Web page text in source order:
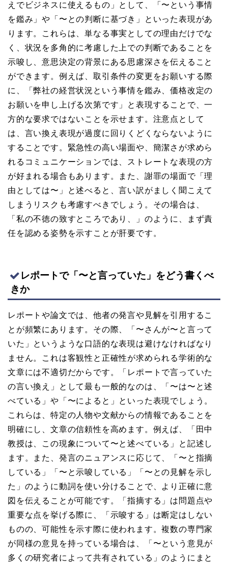
えでビジネスに使えるもの」として、「〜という事情
を鑑み」や「〜との判断に基づき」といった表現があ
ります。これらは、単なる事実としての理由だけでな
く、状況を多角的に考慮した上での判断であることを
示唆し、意思決定の背景にある思慮深さを伝えること
ができます。例えば、取引条件の変更をお願いする際
に、「弊社の経営状況という事情を鑑み、価格改定の
お願いを申し上げる次第です」と表現することで、一
方的な要求ではないことを示せます。注意点として
は、言い換え表現が過度に回りくどくならないように
することです。緊急性の高い場面や、簡潔さが求めら
れるコミュニケーションでは、ストレートな表現の方
が好まれる場合もあります。また、謝罪の場面で「理
由としては〜」と述べると、言い訳がましく聞こえて
しまうリスクも考慮すべきでしょう。その場合は、
「私の不徳の致すところであり、」のように、まず責
任を認める姿勢を示すことが肝要です。
レポートで「〜と言っていた」をどう書くべ
きか
レポートや論文では、他者の発言や見解を引用するこ
とが頻繁にあります。その際、「〜さんが〜と言って
いた」というような口語的な表現は避けなければなり
ません。これは客観性と正確性が求められる学術的な
文章には不適切だからです。「レポートで言っていた
の言い換え」として最も一般的なのは、「〜は〜と述
べている」や「〜によると」といった表現でしょう。
これらは、特定の人物や文献からの情報であることを
明確にし、文章の信頼性を高めます。例えば、「田中
教授は、この現象について〜と述べている」と記述し
ます。また、発言のニュアンスに応じて、「〜と指摘
している」「〜と示唆している」「〜との見解を示し
た」のように動詞を使い分けることで、より正確に意
図を伝えることが可能です。「指摘する」は問題点や
重要な点を挙げる際に、「示唆する」は断定はしない
ものの、可能性を示す際に使われます。複数の専門家
が同様の意見を持っている場合は、「〜という意見が
多くの研究者によって共有されている」のようにまと